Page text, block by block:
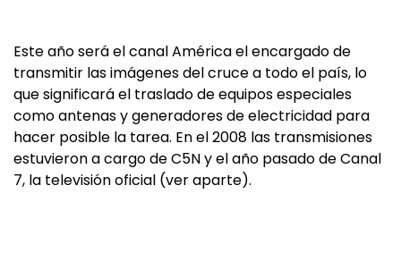
Este año será el canal América el encargado de
transmitir las imágenes del cruce a todo el país, lo
que significará el traslado de equipos especiales
como antenas y generadores de electricidad para
hacer posible la tarea. En el 2008 las transmisiones
estuvieron a cargo de C5N y el año pasado de Canal
7, la televisión oficial (ver aparte).